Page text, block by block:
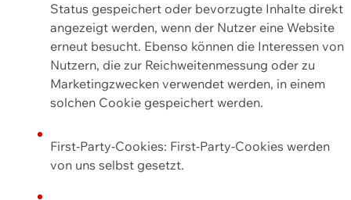
Status gespeichert oder bevorzugte Inhalte direkt
angezeigt werden, wenn der Nutzer eine Website
erneut besucht. Ebenso können die Interessen von
Nutzern, die zur Reichweitenmessung oder zu
Marketingzwecken verwendet werden, in einem
solchen Cookie gespeichert werden.
First-Party-Cookies: First-Party-Cookies werden
von uns selbst gesetzt.